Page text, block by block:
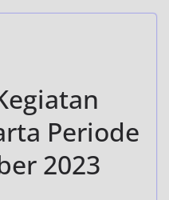
Periode
2023